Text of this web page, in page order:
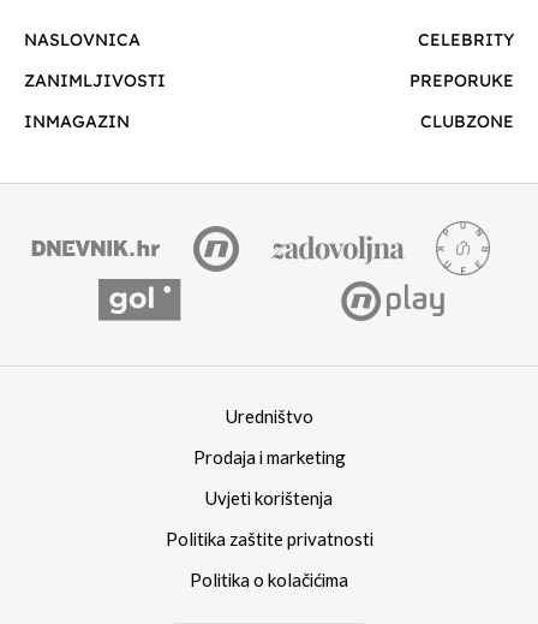
NASLOVNICA
CELEBRITY
ZANIMLJIVOSTI
PREPORUKE
INMAGAZIN
CLUBZONE
Uredništvo
Prodaja i marketing
Uvjeti korištenja
Politika zaštite privatnosti
Politika o kolačićima